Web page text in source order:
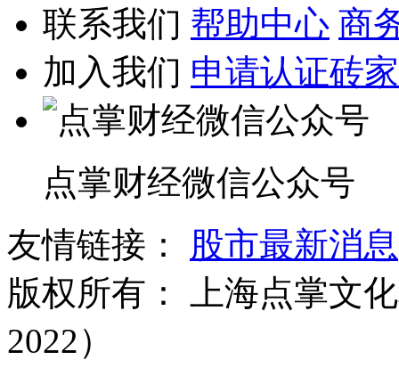
联系我们 帮助中心 商
加入我们 申请认证砖家
点掌财经微信公众号
友情链接：
股市最新消息
版权所有：
上海点掌文
2022）